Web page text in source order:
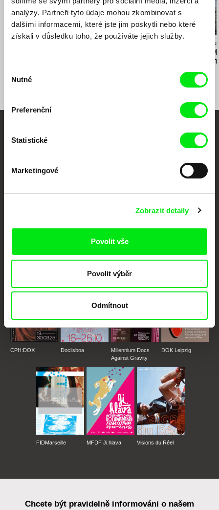
analýzy. Partneři tyto údaje mohou zkombinovat s
dalšími informacemi, které jste jim poskytli nebo které
získali v důsledku toho, že používáte jejich služby.
souhlasu
Nutné
Preferenční
Statistické
Marketingové
Zobrazit detaily
Povolit vše
Povolit výběr
Odmítnout
Ingvar A.
House of
Refugee
festivalů dokumentárního filmu sdružených do Doc Alliance. Naším cílem je
podporovat kvalitní autorské filmy.
Členové Doc Alliance
CPH:DOX Doclisboa
Millennium Docs
Against Gravity
DOK Leipzig
FIDMarseille MFDF Ji.hlava Visions du Réel
Chcete být pravidelně informováni o našem